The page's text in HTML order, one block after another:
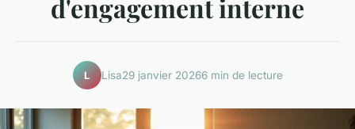
d'engagement interne
L Lisa29 janvier 20266 min de lecture